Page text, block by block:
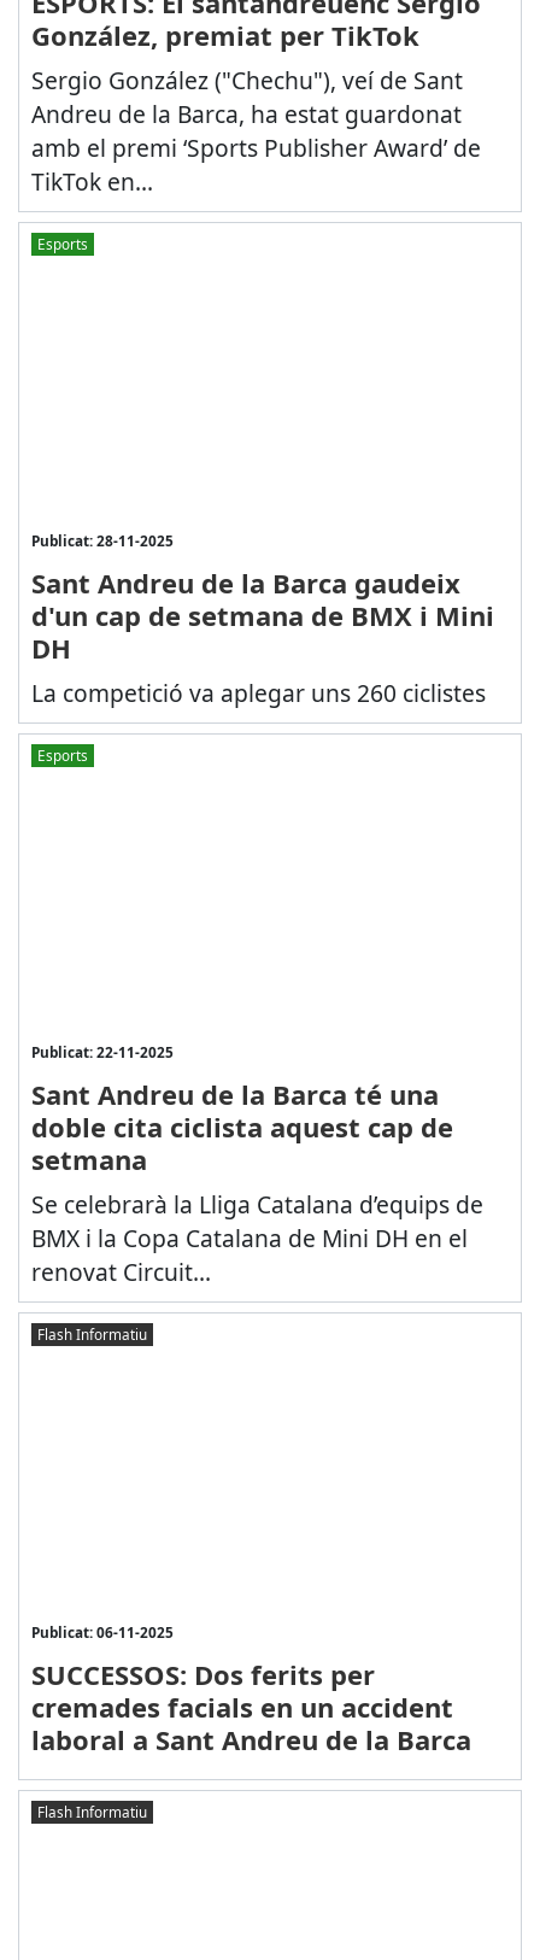
González, premiat per TikTok
Sergio González ("Chechu"), veí de Sant
Andreu de la Barca, ha estat guardonat
amb el premi ‘Sports Publisher Award’ de
TikTok en...
Esports
Publicat: 28-11-2025
Sant Andreu de la Barca gaudeix
d'un cap de setmana de BMX i Mini
DH
La competició va aplegar uns 260 ciclistes
Esports
Publicat: 22-11-2025
Sant Andreu de la Barca té una
doble cita ciclista aquest cap de
setmana
Se celebrarà la Lliga Catalana d’equips de
BMX i la Copa Catalana de Mini DH en el
renovat Circuit...
Flash Informatiu
Publicat: 06-11-2025
SUCCESSOS: Dos ferits per
cremades facials en un accident
laboral a Sant Andreu de la Barca
Flash Informatiu